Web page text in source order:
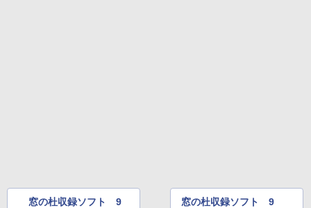
窓の杜収録ソフト 9
窓の杜収録ソフト 9